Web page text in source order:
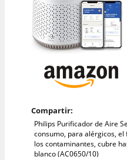
Compartir:
Philips Purificador de Aire
consumo, para alérgicos, el
los contaminantes, cubre
blanco (AC0650/10)